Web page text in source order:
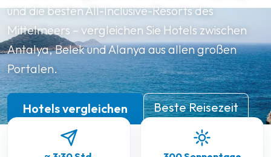
und die besten All-Inclusive-Resorts des
Mittelmeers – vergleichen Sie Hotels zwischen
Antalya, Belek und Alanya aus allen großen
Portalen.
Hotels vergleichen Beste Reisezeit